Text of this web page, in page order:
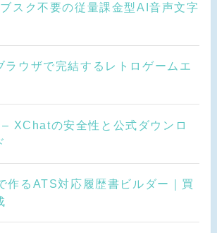
スク不要の従量課金型AI音声文字
ウザで完結するレトロゲームエ
XChatの安全性と公式ダウンロ
作るATS対応履歴書ビルダー｜買